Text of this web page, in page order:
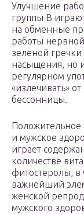
Улучшение
группы В
на обменные
работы
зеленой
насыщения, но
регулярном
«излечивать»
бессонницы.
Положительное
и мужское
играет
количестве
фитостеролы, в
важнейший
женской
мужского